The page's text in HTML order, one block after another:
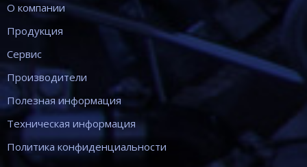
О компании
Продукция
Сервис
Производители
Полезная информация
Техническая информация
Политика конфиденциальности